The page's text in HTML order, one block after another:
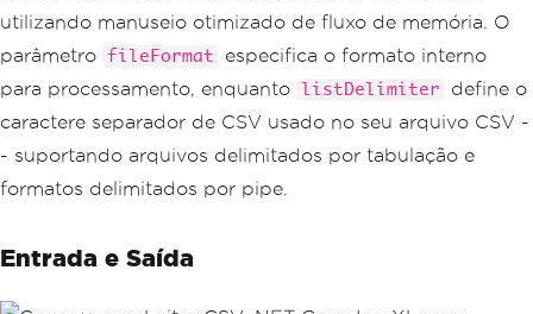
utilizando manuseio otimizado de fluxo de memória. O
parâmetro
fileFormat
especifica o formato interno
para processamento, enquanto
listDelimiter
define o
caractere separador de CSV usado no seu arquivo CSV -
- suportando arquivos delimitados por tabulação e
formatos delimitados por pipe.
Entrada e Saída